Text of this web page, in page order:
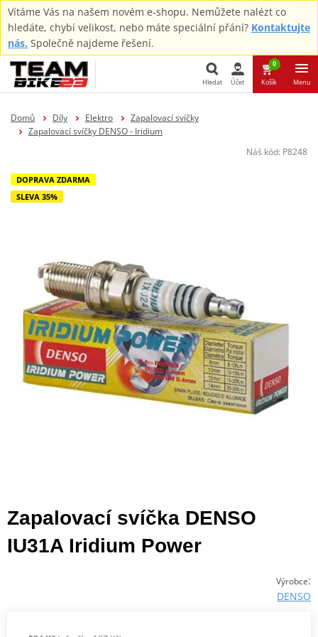
Vítáme Vás na našem novém e-shopu. Nemůžete nalézt co
hledáte, chybí velikost, nebo máte speciální přání? Kontaktujte
nás. Společně najdeme řešení.
Hledat Účet
0
Košík Menu
Domů Díly Elektro
Zapalovací svíčky
Zapalovací svíčky DENSO - Iridium
Náš kód: P8248
DOPRAVA ZDARMA
SLEVA 35%
Zapalovací svíčka DENSO
IU31A Iridium Power
Výrobce:
DENSO